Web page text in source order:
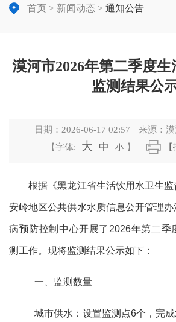
首页 > 新闻动态 > 通知公告
漠河市2026年第二季度
监测结果公
日期： 2026-06-17 02:57 来源：
【字体:
大 中 小 】
根据《黑龙江省生活饮用水卫生监
安岭地区公共供水水质信息公开管理
病预防控制中心开展了 2026年第二季
测工作。现将监测结果公示如下：
一、监测数量
城市供水 ：设置监测点6个，完